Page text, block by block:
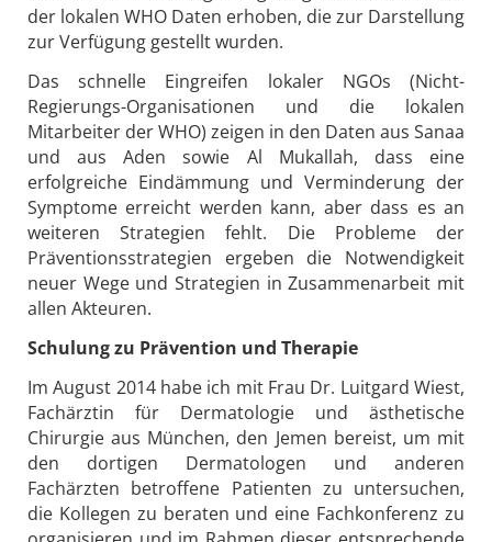
der lokalen WHO Daten erhoben, die zur Darstellung
zur Verfügung gestellt wurden.
Das schnelle Eingreifen lokaler NGOs (Nicht-
Regierungs-Organisationen und die lokalen
Mitarbeiter der WHO) zeigen in den Daten aus Sanaa
und aus Aden sowie Al Mukallah, dass eine
erfolgreiche Eindämmung und Verminderung der
Symptome erreicht werden kann, aber dass es an
weiteren Strategien fehlt. Die Probleme der
Präventionsstrategien ergeben die Notwendigkeit
neuer Wege und Strategien in Zusammenarbeit mit
allen Akteuren.
Schulung zu Prävention und Therapie
Im August 2014 habe ich mit Frau Dr. Luitgard Wiest,
Fachärztin für Dermatologie und ästhetische
Chirurgie aus München, den Jemen bereist, um mit
den dortigen Dermatologen und anderen
Fachärzten betroffene Patienten zu untersuchen,
die Kollegen zu beraten und eine Fachkonferenz zu